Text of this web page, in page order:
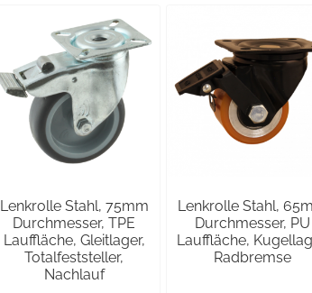
Lenkrolle Stahl, 75mm
Durchmesser, TPE
Lauffläche, Gleitlager,
Totalfeststeller,
Nachlauf
Lenkrolle Stahl,
Durchmesser, PU
Lauffläche,
Radbremse